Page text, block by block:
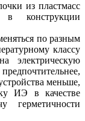
из пластмасс
в конструкции
по разным
классу
электрическую
меньше,
ИЭ в качестве
герметичности